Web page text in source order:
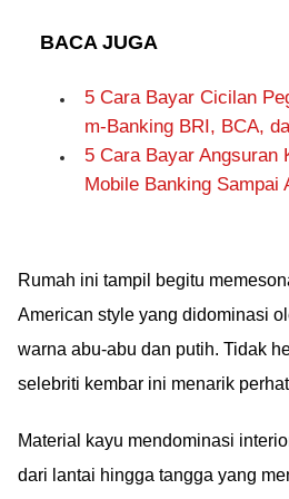
BACA JUGA
5 Cara Bayar Cicilan
m-Banking BRI, BCA,
5 Cara Bayar Angsuran
Mobile Banking Sampai
Rumah ini tampil begitu
American style yang didominasi
warna abu-abu dan putih. Tidak
selebriti kembar ini menarik
Material kayu mendominasi
dari lantai hingga tangga yang